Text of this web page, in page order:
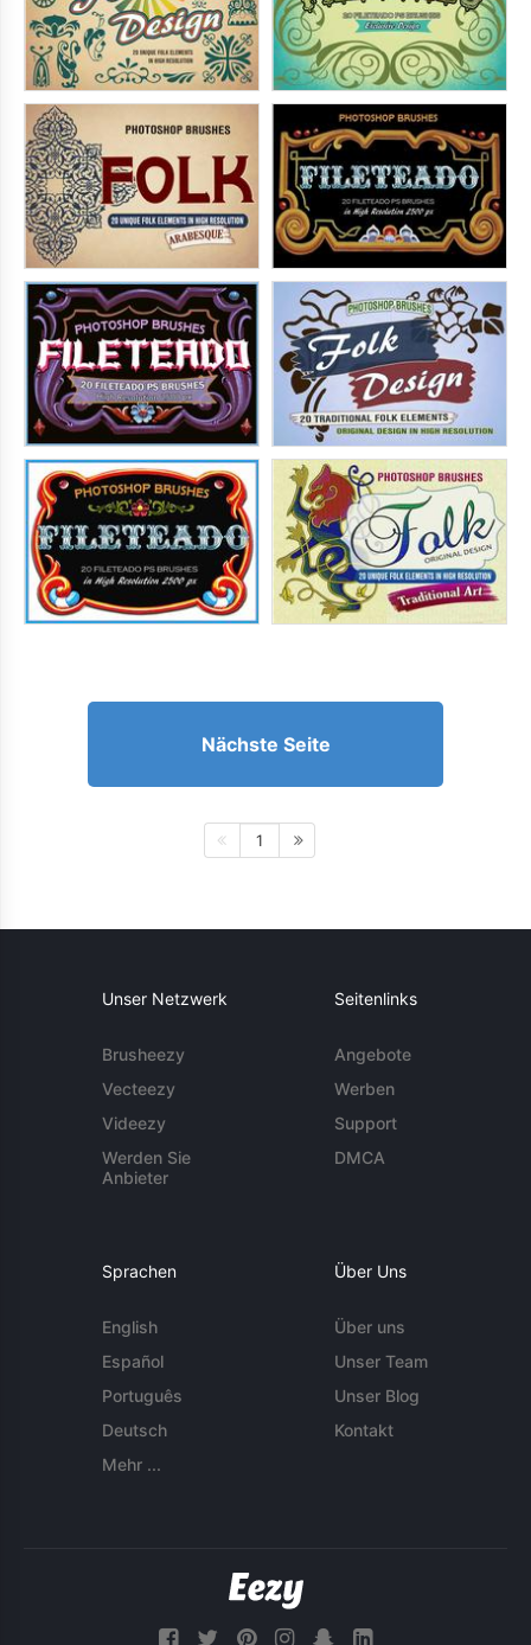
Nächste Seite
1
Unser Netzwerk
Brusheezy
Vecteezy
Videezy
Werden Sie
Anbieter
Seitenlinks
Angebote
Werben
Support
DMCA
Sprachen
English
Español
Português
Deutsch
Mehr ...
Über Uns
Über uns
Unser Team
Unser Blog
Kontakt